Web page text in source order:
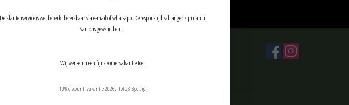
De klantenservice is wel beperkt bereikbaar via e-mail of whatsapp. De responstijd zal langer zijn dan u
van ons gewend bent.
Wij wensen u een fijne zomervakantie toe!
10% discount: vakantie-2026. Tot 23-8geldig.